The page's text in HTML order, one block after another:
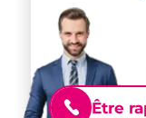
📞 Être